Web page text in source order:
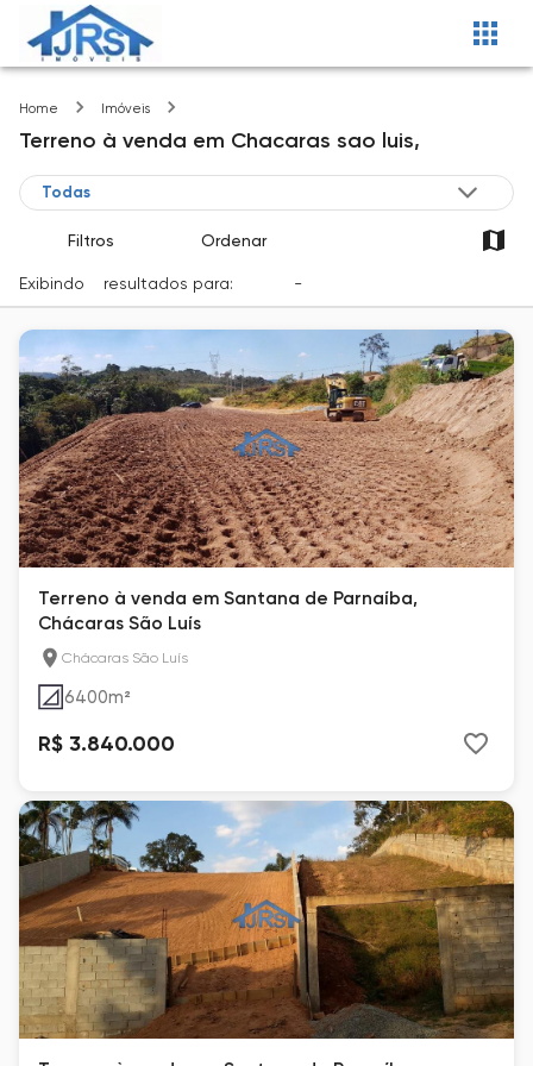
Home Imóveis
Terreno à venda em Chacaras sao luis,
Filtros Ordenar
Exibindo resultados para: -
Terreno à venda em Santana de Parnaíba,
Chácaras São Luís
Chácaras São Luís
6400m²
R$ 3.840.000